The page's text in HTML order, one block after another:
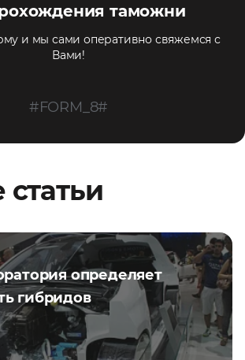
таможни
и мы сами оперативно свяжемся с
Вами!
#FORM_8#
определяет
гибридов